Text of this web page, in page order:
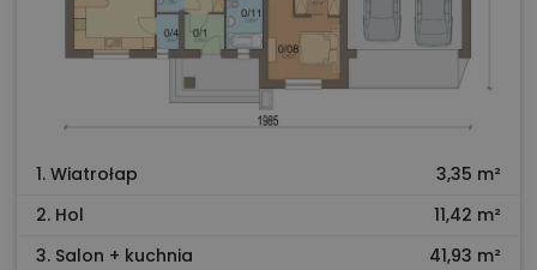
1. Wiatrołap
3,35 m²
2. Hol
11,42 m²
3. Salon + kuchnia
41,93 m²